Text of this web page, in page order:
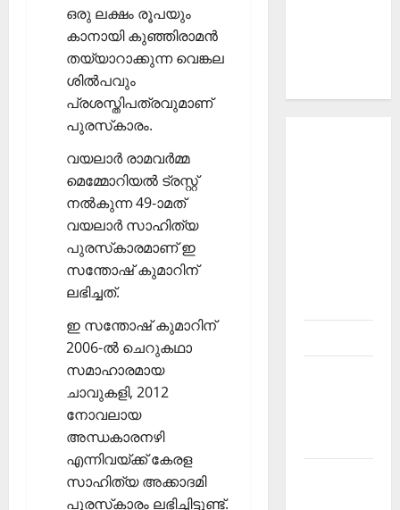
ഒരു ലക്ഷം രൂപയും
കാനായി കുഞ്ഞിരാമന്‍
തയ്യാറാക്കുന്ന വെങ്കല
ശില്‍പവും
പ്രശസ്തിപത്രവുമാണ്
പുരസ്‌കാരം.
വയലാര്‍ രാമവര്‍മ്മ
മെമ്മോറിയല്‍ ട്രസ്റ്റ്
നല്‍കുന്ന 49-ാമത്
വയലാര്‍ സാഹിത്യ
പുരസ്‌കാരമാണ് ഇ
സന്തോഷ് കുമാറിന്
ലഭിച്ചത്.
ഇ സന്തോഷ് കുമാറിന്
2006-ല്‍ ചെറുകഥാ
സമാഹാരമായ
ചാവുകളി, 2012
നോവലായ
അന്ധകാരനഴി
എന്നിവയ്ക്ക് കേരള
സാഹിത്യ അക്കാദമി
പുരസ്‌കാരം ലഭിച്ചിട്ടുണ്ട്.